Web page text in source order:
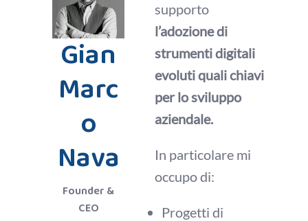
Gian
Marc
o
Nava
Founder &
CEO
supporto
l’adozione di
strumenti digitali
evoluti quali chiavi
per lo sviluppo
aziendale.
In particolare mi
occupo di:
Progetti di